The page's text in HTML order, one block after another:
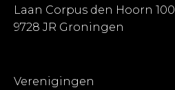
Laan Corpus den Hoorn 100
9728 JR Groningen
Verenigingen